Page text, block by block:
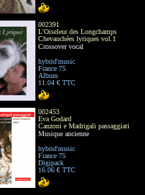
002391
L'Oiseleur des Longchamps
Chevauchées lyriques vol.1
Crossover vocal
hybrid'music
France 75
Album
11.04 € TTC
002453
Eva Godard
Canzoni e Madrigali passaggiati
Musique ancienne
hybrid'music
France 75
Digipack
16.06 € TTC